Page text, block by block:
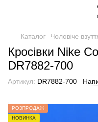
Каталог Чоловіче
Кросівки Nike
DR7882-700
Артикул: DR7882-700
РОЗПРОДАЖ
НОВИНКА